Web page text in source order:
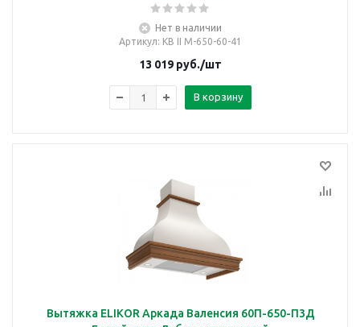
Нет в наличии
Артикул: КВ II M-650-60-41
13 019 руб./шт
В корзину
Вытяжка ELIKOR Аркада Валенсия 60П-650-П3Д